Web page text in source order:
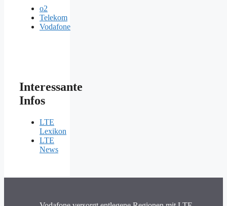
o2
Telekom
Vodafone
Interessante
Infos
LTE
Lexikon
LTE
News